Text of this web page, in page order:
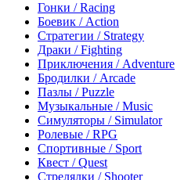
Гонки / Racing
Боевик / Action
Стратегии / Strategy
Драки / Fighting
Приключения / Adventure
Бродилки / Arcade
Пазлы / Puzzle
Музыкальные / Music
Симуляторы / Simulator
Ролевые / RPG
Спортивные / Sport
Квест / Quest
Стрелялки / Shooter